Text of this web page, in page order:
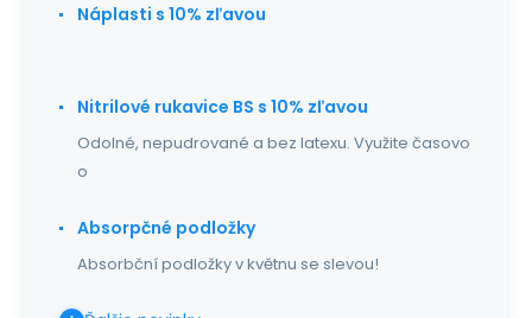
Náplasti s 10% zľavou
Nitrilové rukavice BS s 10% zľavou
Odolné, nepudrované a bez latexu. Využite časovo
o
Absorpčné podložky
Absorbční podložky v květnu se slevou!